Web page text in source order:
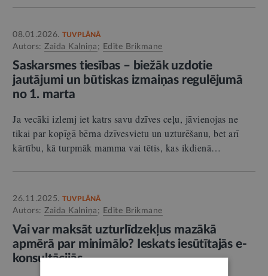
08.01.2026. TUVPLĀNĀ
Autors: Zaida Kalniņa ; Edīte Brikmane
Saskarsmes tiesības – biežāk uzdotie
jautājumi un būtiskas izmaiņas regulējumā
no 1. marta
Ja vecāki izlemj iet katrs savu dzīves ceļu, jāvienojas ne
tikai par kopīgā bērna dzīvesvietu un uzturēšanu, bet arī
kārtību, kā turpmāk mamma vai tētis, kas ikdienā…
26.11.2025. TUVPLĀNĀ
Autors: Zaida Kalniņa ; Edīte Brikmane
Vai var maksāt uzturlīdzekļus mazākā
apmērā par minimālo? Ieskats iesūtītajās e-
konsultācijās